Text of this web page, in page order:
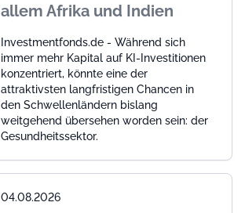
allem Afrika und Indien
Investmentfonds.de - Während sich
immer mehr Kapital auf KI-Investitionen
konzentriert, könnte eine der
attraktivsten langfristigen Chancen in
den Schwellenländern bislang
weitgehend übersehen worden sein: der
Gesundheitssektor.
04.08.2026